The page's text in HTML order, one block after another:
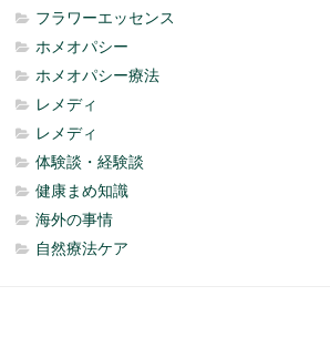
フラワーエッセンス
ホメオパシー
ホメオパシー療法
レメディ
レメディ
体験談・経験談
健康まめ知識
海外の事情
自然療法ケア